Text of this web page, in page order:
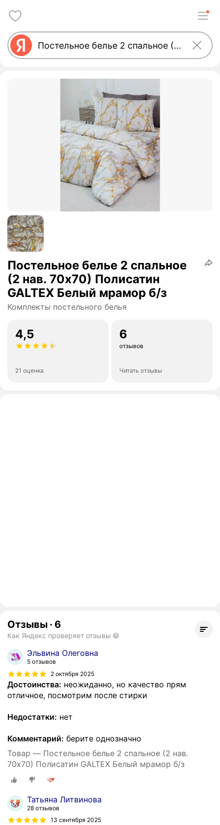
Постельное белье 2 спальное
(2 нав. 70х70) Полисатин
GALTEX Белый мрамор б/з
Комплекты постельного белья
4,5
21 оценка
6
отзывов
Читать отзывы
Отзывы · 6
Как Яндекс проверяет отзывы
Эльвина Олеговна
5 отзывов
2 октября 2025
Достоинства: неожиданно, но качество прям
отличное, посмотрим после стирки
Недостатки: нет
Комментарий: берите однозначно
Товар — Постельное белье 2 спальное (2 нав.
70х70) Полисатин GALTEX Белый мрамор б/з
Татьяна Литвинова
28 отзывов
13 сентября 2025